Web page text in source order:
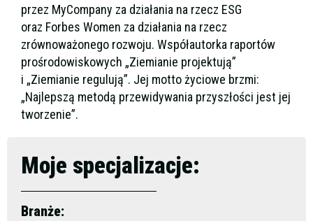
przez MyCompany za działania na rzecz ESG
oraz Forbes Women za działania na rzecz
zrównoważonego rozwoju. Współautorka raportów
prośrodowiskowych „Ziemianie projektują”
i „Ziemianie regulują”. Jej motto życiowe brzmi:
„Najlepszą metodą przewidywania przyszłości jest jej
tworzenie”.
Moje specjalizacje:
Branże: